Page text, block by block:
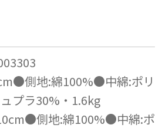
側地:綿100%●中綿:ポリ
プラ30%・1.6kg
側地:綿100%●中綿:ポ